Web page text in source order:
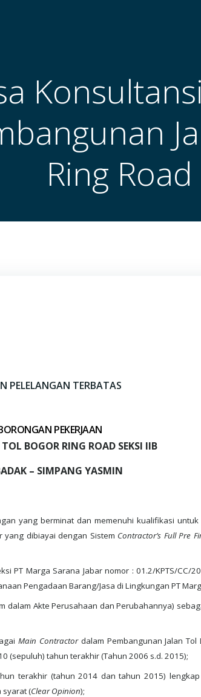
Ring Road
PELELANGAN TERBATAS
PEKERJAAN
BOGOR RING ROAD SEKSI IIB
– SIMPANG YASMIN
yang berminat dan memenuhi kualifikasi
yang dibiayai dengan Sistem Contractor’s Full Pre
PT Marga Sarana Jabar nomor : 01.2/KPTS/CC/
Pengadaan Barang/Jasa di Lingkungan PT
dalam Akte Perusahaan dan Perubahannya)
Main Contractordalam Pembangunan Jalan Tol
(sepuluh) tahun terakhir (Tahun 2006 s.d. 2015);
terakhir (tahun 2014 dan tahun 2015)
syarat (Clear Opinion);